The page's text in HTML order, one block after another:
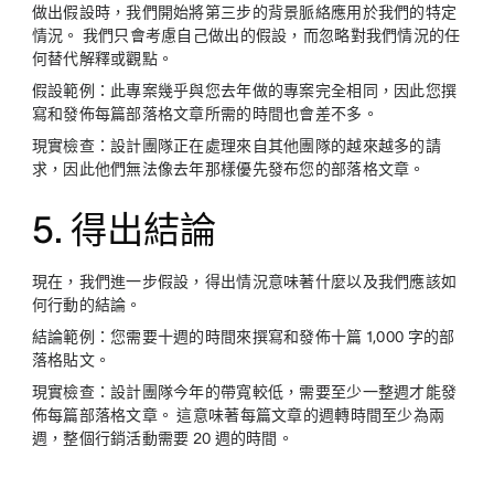
做出假設時，我們開始將第三步的背景脈絡應用於我們的特定
情況。 我們只會考慮自己做出的假設，而忽略對我們情況的任
何替代解釋或觀點。
假設範例： 此專案幾乎與您去年做的專案完全相同，因此您撰
寫和發佈每篇部落格文章所需的時間也會差不多。
現實檢查：設計團隊正在處理來自其他團隊的越來越多的請
求，因此他們無法像去年那樣優先發布您的部落格文章。
5. 得出結論
現在，我們進一步假設，得出情況意味著什麼以及我們應該如
何行動的結論。
結論範例：您需要十週的時間來撰寫和發佈十篇 1,000 字的部
落格貼文。
現實檢查：設計團隊今年的帶寬較低，需要至少一整週才能發
佈每篇部落格文章。 這意味著每篇文章的週轉時間至少為兩
週，整個行銷活動需要 20 週的時間。